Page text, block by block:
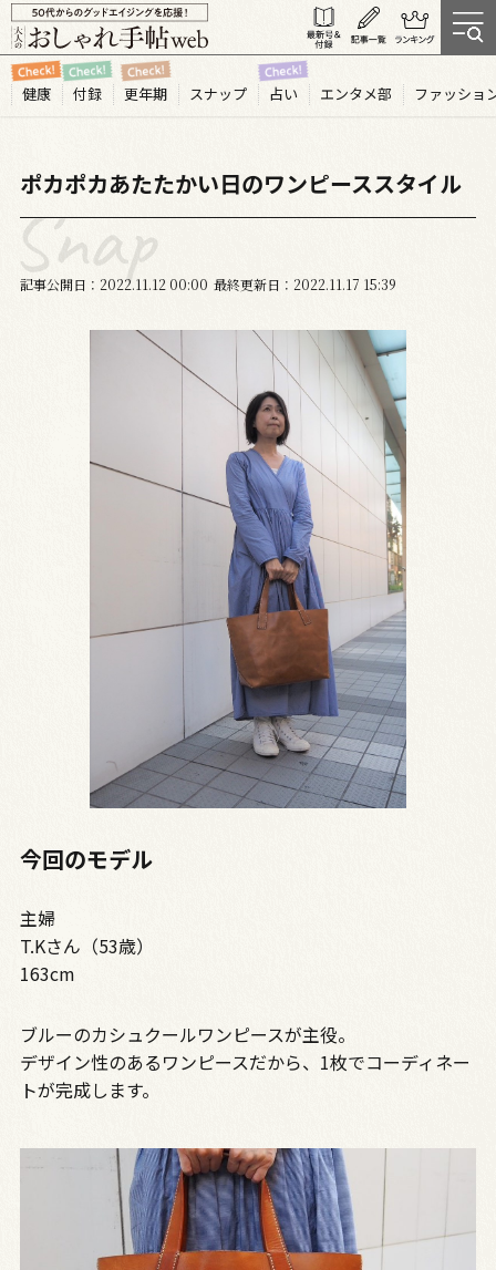
健康 付録 更年期 スナップ 占い エンタメ部 ファッショ
ポカポカあたたかい日のワンピーススタイル
記事公開日 2022.11 12 00:00 最終更新日 2022.11.17 15:39
今回のモデル
主婦
T.Kさん（53歳）
163cm
ブルーのカシュクールワンピースが主役。
デザイン性のあるワンピースだから、1枚でコーディネー
トが完成します。